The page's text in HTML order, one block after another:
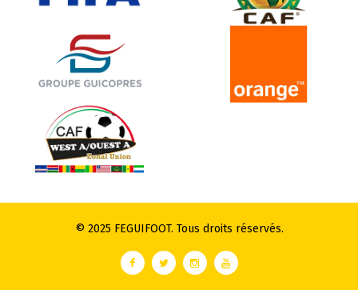
© 2025 FEGUIFOOT. Tous droits réservés.